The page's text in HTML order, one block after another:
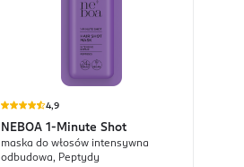
4,9
NEBOA 1-Minute Shot
maska do włosów intensywna
odbudowa, Peptydy